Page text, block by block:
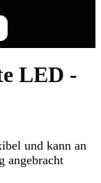
LED -
und kann an
angebracht